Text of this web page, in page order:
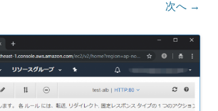
次へ →